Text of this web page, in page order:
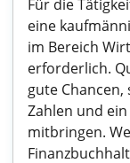
Für die
eine
im Bereich
erforderlich.
gute
Zahlen und
mitbringen.